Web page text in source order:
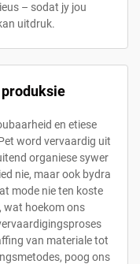
– sodat jy jou
uitdruk.
en etiese
word vervaardig uit
organiese sywer
nie, maar ook bydra
mode nie ten koste
wat hoekom ons
van materiale tot
poog ons